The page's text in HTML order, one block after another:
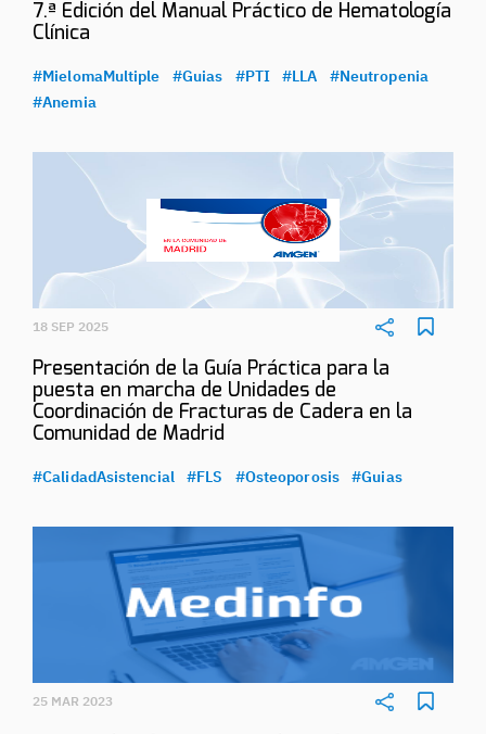
7.ª Edición del Manual Práctico de Hematología
Clínica
#MielomaMultiple #Guias #PTI #LLA
#Neutropenia
#Anemia
18 SEP 2025
Presentación de la Guía Práctica para la
puesta en marcha de Unidades de
Coordinación de Fracturas de Cadera en la
Comunidad de Madrid
#CalidadAsistencial #FLS #Osteoporosis #Guias
25 MAR 2023